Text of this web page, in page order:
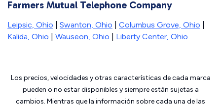
Farmers Mutual Telephone Company
Leipsic, Ohio Swanton, Ohio Columbus Grove, Ohio
Kalida, Ohio
Wauseon, Ohio Liberty Center, Ohio
Los precios, velocidades y otras características de cada marca
pueden o no estar disponibles y siempre están sujetas a
cambios. Mientras que la información sobre cada una de las